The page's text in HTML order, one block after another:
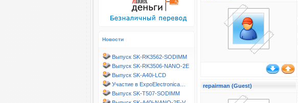
Новости
Выпуск SK-RK3562-SODIMM
Выпуск SK-RK3506-NANO-2E
Выпуск SK-A40i-LCD
Участие в ExpoElectronica…
Выпуск SK-T507-SODIMM
repairman (Guest)